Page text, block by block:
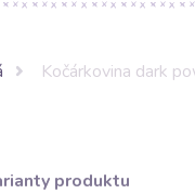
Kočárkovina dark
produktu